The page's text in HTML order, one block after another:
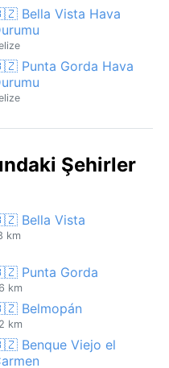
Bella Vista Hava
Punta Gorda Hava
Şehirler
Bella Vista
km
Punta Gorda
km
Belmopán
km
Benque Viejo el